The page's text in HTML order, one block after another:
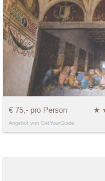
€ 75,- pro Person ★
Angebot von GetYourGuide